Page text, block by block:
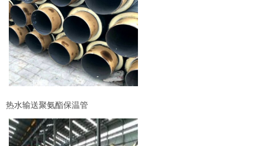
热水输送聚氨酯保温管